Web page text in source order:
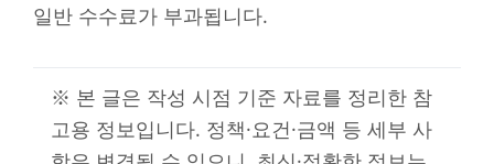
일반 수수료가 부과됩니다.
※ 본 글은 작성 시점 기준 자료를 정리한 참
고용 정보입니다. 정책·요건·금액 등 세부 사